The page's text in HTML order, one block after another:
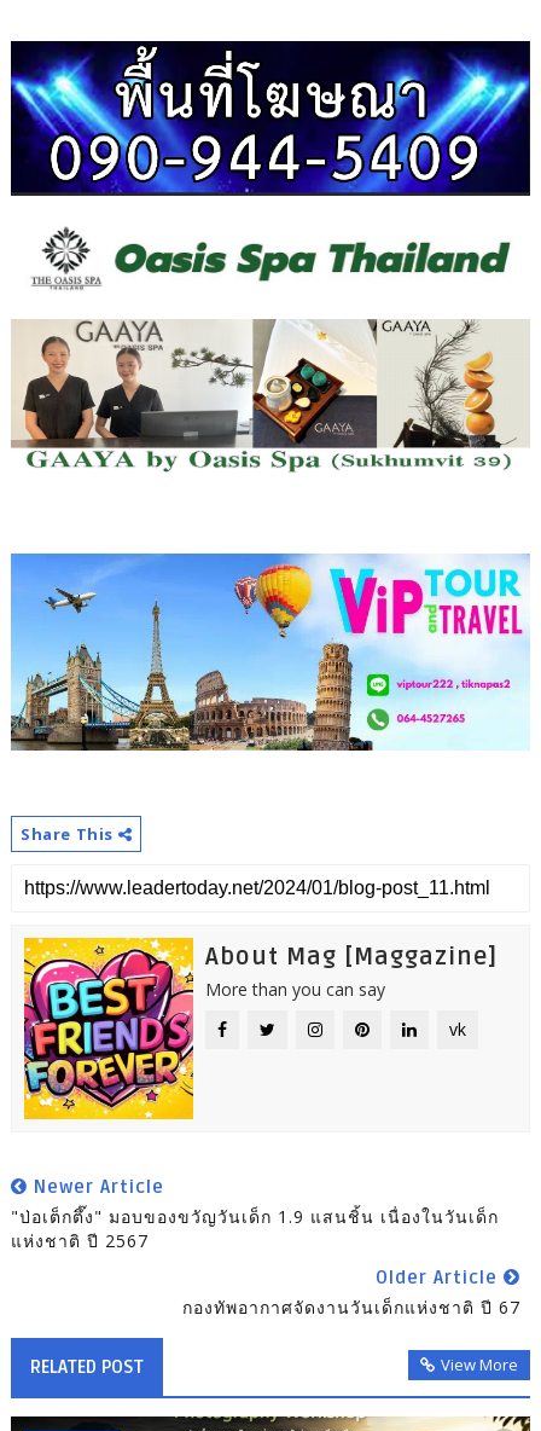
Share This
About Mag [Maggazine]
More than you can say
vk
Newer Article
"ป่อเต็กตึ๊ง" มอบของขวัญวันเด็ก 1.9 แสนชิ้น เนื่องในวันเด็ก
แห่งชาติ ปี 2567
Older Article
กองทัพอากาศจัดงานวันเด็กแห่งชาติ ปี 67
RELATED POST View More